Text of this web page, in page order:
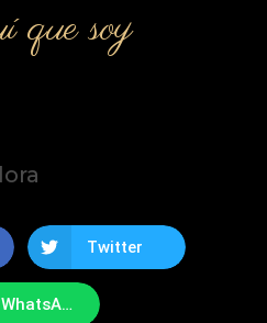
que soy
Twitter
WhatsApp